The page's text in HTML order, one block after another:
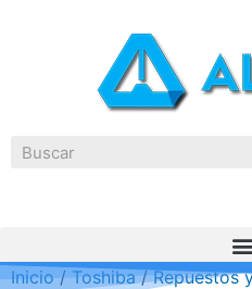
Inicio/Toshiba/Repuestos